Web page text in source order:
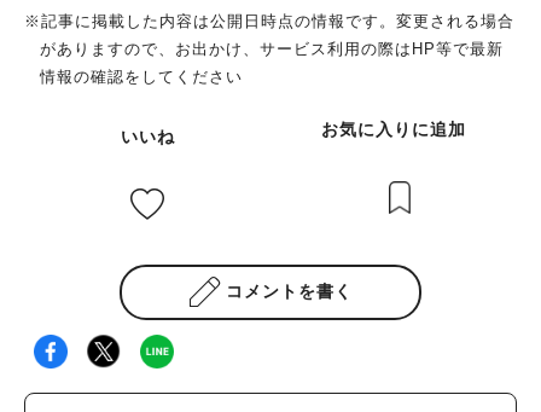
※記事に掲載した内容は公開日時点の情報です。変更される場合
がありますので、お出かけ、サービス利用の際はHP等で最新
情報の確認をしてください
いいね お気に入りに追加
コメントを書く